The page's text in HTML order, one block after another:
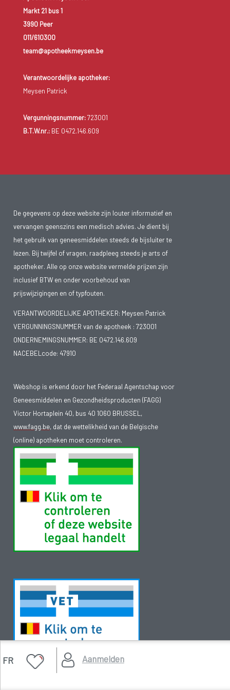
FR Aanmelden
Markt 21 bus 1
3990 Peer
011/610300
team@apotheekmeysen.be
Verantwoordelijke apotheker:
Meysen Patrick
Vergunningsnummer:723001
B.T.W.nr.:BE 0472.146.609
De gegevens op deze website zijn louter informatief en
vervangen geenszins een medisch advies. Je dient bij
het gebruik van geneesmiddelen steeds de bijsluiter te
lezen. Bij twijfel of vragen, raadpleeg steeds je arts of
apotheker. Alle op onze website vermelde prijzen zijn
inclusief BTW en onder voorbehoud van
prijswijzigingen en of typfouten.
VERANTWOORDELIJKE APOTHEKER: Meysen Patrick
VERGUNNINGSNUMMER van de apotheek : 723001
ONDERNEMINGSNUMMER: BE 0472.146.609
NACEBELcode: 47910
Webshop is erkend door het Federaal Agentschap voor
Geneesmiddelen en Gezondheidsproducten (FAGG)
Victor Hortaplein 40, bus 40 1060 BRUSSEL,
www.fagg.be, dat de wettelikheid van de Belgische
(online) apotheken moet controleren.